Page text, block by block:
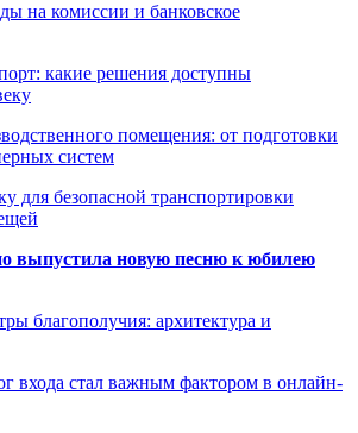
на комиссии и банковское
какие решения доступны
помещения: от подготовки
систем
для безопасной транспортировки
выпустила новую песню к юбилею
благополучия: архитектура и
входа стал важным фактором в онлайн-